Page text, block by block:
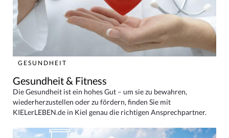
GESUNDHEIT
Gesundheit & Fitness
Die Gesundheit ist ein hohes Gut – um sie zu bewahren,
wiederherzustellen oder zu fördern, finden Sie mit
KIELerLEBEN.de in Kiel genau die richtigen Ansprechpartner.